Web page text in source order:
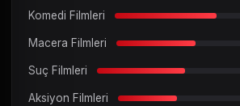
Komedi Filmleri
Macera Filmleri
Suç Filmleri
Aksiyon Filmleri